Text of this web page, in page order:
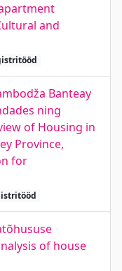
and
Banteay
ning
of Housing in
Province,
for
of house